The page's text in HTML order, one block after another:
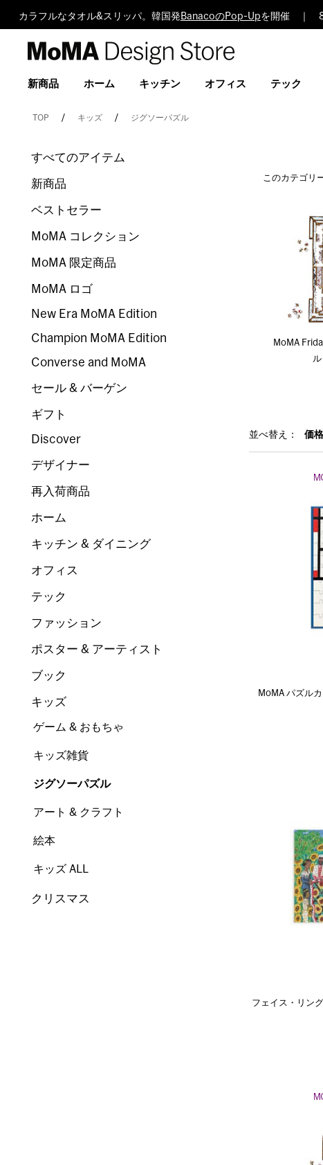
カラフルなタオル&スリッパ。韓国発 BanacoのPop-Upを開催 ｜
Design
新商品 ホーム キッチン オフィス テック
TOP キッズ ジグソーパズル
このカテゴリ
MoMA
並べ替え： 価
MoMA パズル
フェイス・リン
すべてのアイテム
新商品
ベストセラー
MoMA コレクション
MoMA 限定商品
MoMA ロゴ
New Era MoMA Edition
Champion MoMA Edition
Converse and MoMA
セール & バーゲン
ギフト
Discover
デザイナー
再入荷商品
ホーム
キッチン & ダイニング
オフィス
テック
ファッション
ポスター & アーティスト
ブック
キッズ
ゲーム & おもちゃ
キッズ雑貨
ジグソーパズル
アート & クラフト
絵本
キッズ ALL
クリスマス